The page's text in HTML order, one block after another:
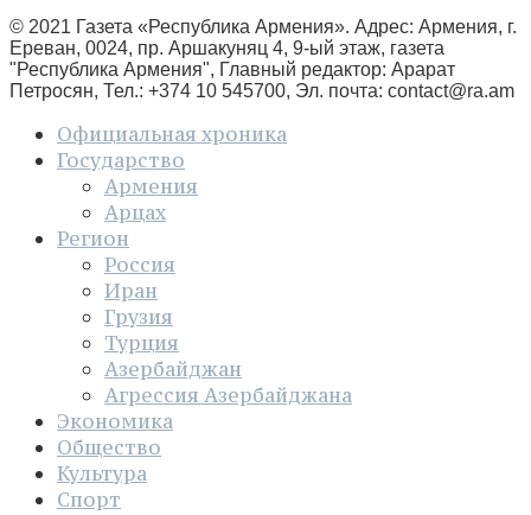
© 2021 Газета «Республика Армения». Адрес: Армения, г.
Ереван, 0024, пр. Аршакуняц 4, 9-ый этаж, газета
"Республика Армения", Главный редактор: Арарат
Петросян, Тел.: +374 10 545700, Эл. почта: contact@ra.am
Официальная хроника
Государство
Армения
Арцах
Регион
Россия
Иран
Грузия
Турция
Азербайджан
Агрессия Азербайджана
Экономика
Общество
Культура
Спорт